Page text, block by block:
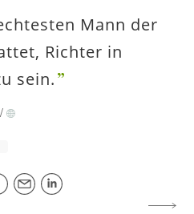
Mann der
Richter in
sein.
/